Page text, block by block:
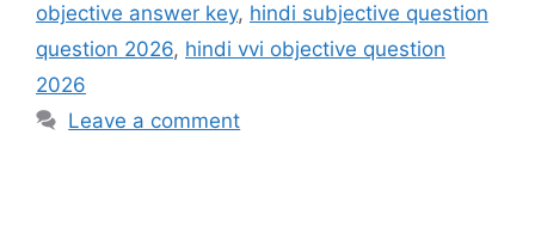
objective answer key, hindi subjective question
question 2026, hindi vvi objective question
2026
Leave a comment